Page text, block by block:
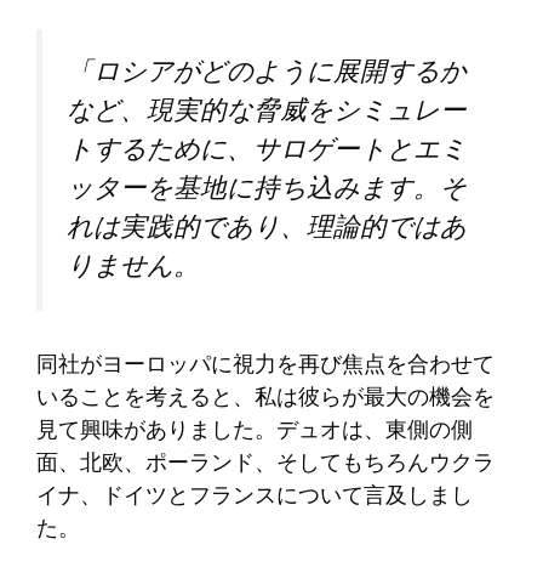
「ロシアがどのように展開するか
など、現実的な脅威をシミュレー
トするために、サロゲートとエミ
ッターを基地に持ち込みます。そ
れは実践的であり、理論的ではあ
りません。
同社がヨーロッパに視力を再び焦点を合わせて
いることを考えると、私は彼らが最大の機会を
見て興味がありました。デュオは、東側の側
面、北欧、ポーランド、そしてもちろんウクラ
イナ、ドイツとフランスについて言及しまし
た。